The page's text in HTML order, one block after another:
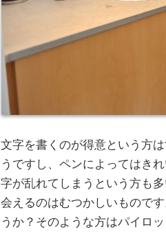
文字を書くのが得意という方
うですし、ペンによってはき
字が乱れてしまうという方も多
会えるのはむつかしいもので
うか？そのような方はパイロ